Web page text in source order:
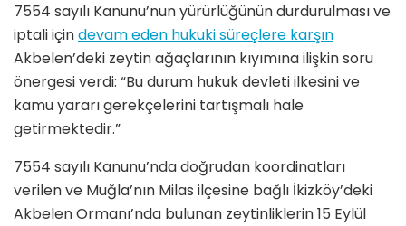
7554 sayılı Kanunu’nun yürürlüğünün durdurulması ve
iptali içindevam eden hukuki süreçlere karşın
Akbelen’deki zeytin ağaçlarının kıyımına ilişkin soru
önergesi verdi: “Bu durum hukuk devleti ilkesini ve
kamu yararı gerekçelerini tartışmalı hale
getirmektedir.”
7554 sayılı Kanunu’nda doğrudan koordinatları
verilen ve Muğla’nın Milas ilçesine bağlı İkizköy’deki
Akbelen Ormanı’nda bulunan zeytinliklerin 15 Eylül